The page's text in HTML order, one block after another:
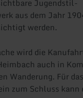
Jugendstil-
aus dem Jahr
werden.
wird die
auch in
Wanderung. Für
zum Schluss kann